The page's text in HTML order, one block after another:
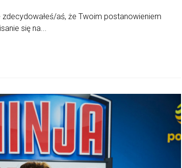
zdecydowałeś/aś, że Twoim postanowieniem
się na...